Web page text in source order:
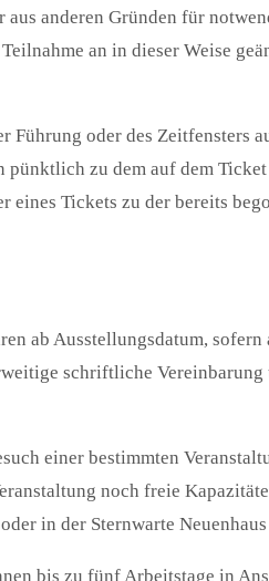
anderen Gründen für
an in dieser Weise
oder des Zeitfensters
zu dem auf dem
Tickets zu der bereits
ab Ausstellungsdatum,
schriftliche Vereinbarung
einer bestimmten
noch freie
in der Sternwarte
bis zu fünf Arbeitstage in